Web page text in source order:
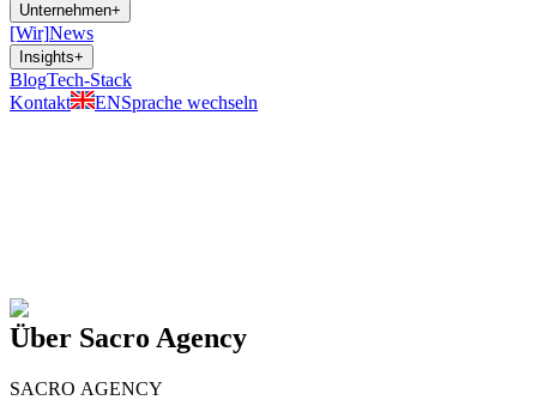
Unternehmen+
[Wir]News
Insights+
BlogTech-Stack
Kontakt
ENSprache wechseln
Über Sacro Agency
SACRO AGENCY